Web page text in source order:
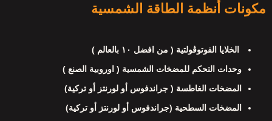
مكونات أنظمة الطاقة الشمسية
الخلايا الفوتوڤولتية ( من افضل ١٠ بالعالم )
وحدات التحكم للمضخات الشمسية ( اوروبية الصنع )
المضخات الغاطسة ( جراندفوس أو لورنتز أو تركية)
المضخات السطحية (جراندفوس أو لورنتز أو تركية)